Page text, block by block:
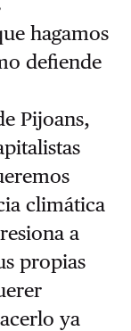
hagamos
defiende
Pijoans,
climática
a
propias
ya